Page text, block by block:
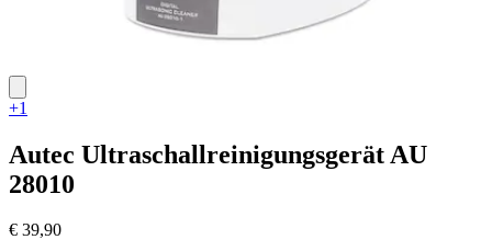
+1
Autec Ultraschallreinigungsgerät AU
28010
€ 39,90